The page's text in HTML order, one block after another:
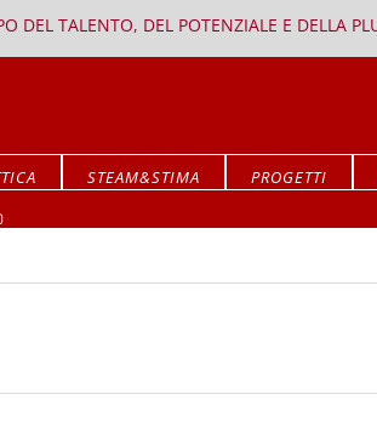
DEL TALENTO, DEL POTENZIALE E DELLA
STEAM&STIMA PROGETTI